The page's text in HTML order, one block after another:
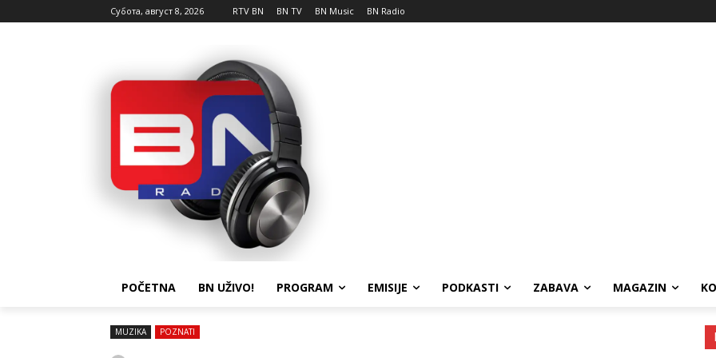
Субота, август 8, 2026 RTV BN BN TV BN Music BN Radio
POČETNA BN UŽIVO! PROGRAM EMISIJE PODKASTI ZABAVA MAGAZIN
MUZIKA POZNATI